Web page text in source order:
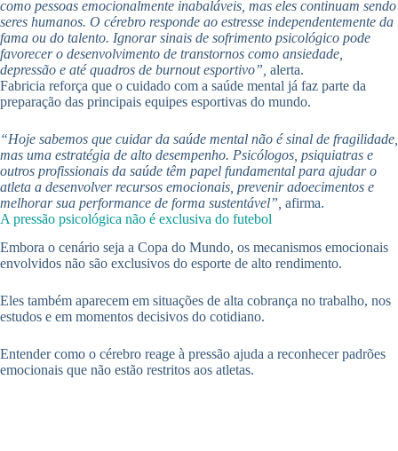
como pessoas emocionalmente inabaláveis, mas eles continuam sendo
seres humanos. O cérebro responde ao estresse independentemente da
fama ou do talento. Ignorar sinais de sofrimento psicológico pode
favorecer o desenvolvimento de transtornos como ansiedade,
depressão e até quadros de burnout esportivo”, alerta.
Fabricia reforça que o cuidado com a saúde mental já faz parte da
preparação das principais equipes esportivas do mundo.
“Hoje sabemos que cuidar da saúde mental não é sinal de fragilidade,
mas uma estratégia de alto desempenho. Psicólogos, psiquiatras e
outros profissionais da saúde têm papel fundamental para ajudar o
atleta a desenvolver recursos emocionais, prevenir adoecimentos e
melhorar sua performance de forma sustentável”, afirma.
A pressão psicológica não é exclusiva do futebol
Embora o cenário seja a Copa do Mundo, os mecanismos emocionais
envolvidos não são exclusivos do esporte de alto rendimento.
Eles também aparecem em situações de alta cobrança no trabalho, nos
estudos e em momentos decisivos do cotidiano.
Entender como o cérebro reage à pressão ajuda a reconhecer padrões
emocionais que não estão restritos aos atletas.